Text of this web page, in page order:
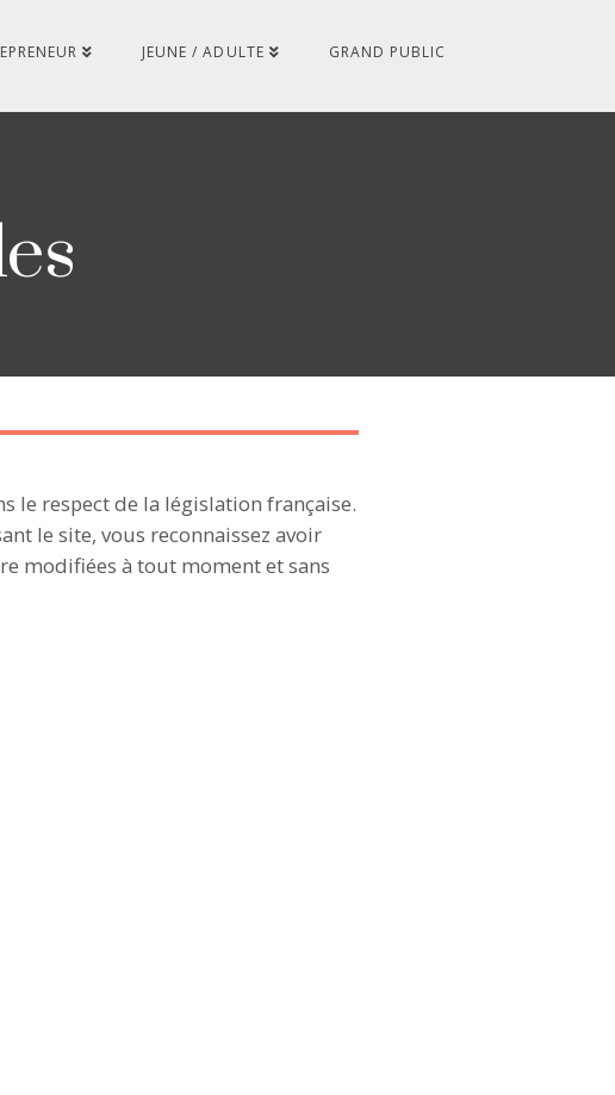
JEUNE / ADULTE GRAND PUBLIC
le respect de la législation française.
le site, vous reconnaissez avoir
modifiées à tout moment et sans